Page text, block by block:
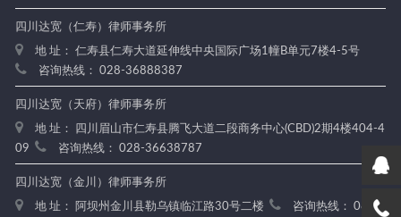
四川达宽（仁寿）律师事务所
地 址： 仁寿县仁寿大道延伸线中央国际广场1幢B单元7楼4-5号
咨询热线： 028-36888387
四川达宽（天府）律师事务所
地 址： 四川眉山市仁寿县腾飞大道二段商务中心(CBD)2期4楼404-4
09
咨询热线： 028-36638787
四川达宽（金川）律师事务所
地 址： 阿坝州金川县勒乌镇临江路30号二楼 咨询热线： 0837